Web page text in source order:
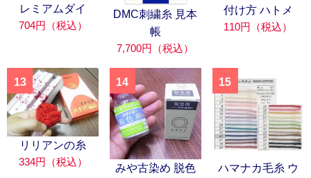
レミアムダイ
704円（税込）
DMC刺繍糸 見本
帳
7,700円（税込）
付け方 ハトメ
110円（税込）
13
リリアンの糸
334円（税込）
14
みや古染め 脱色
15
ハマナカ毛糸 ウ